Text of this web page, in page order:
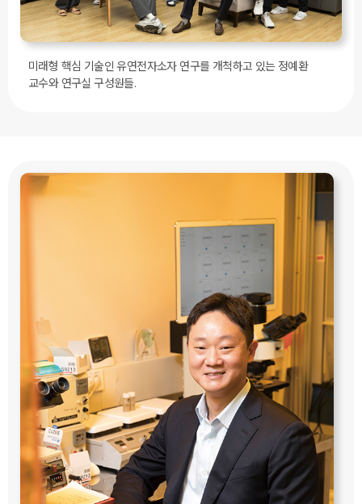
미래형 핵심 기술인 유연전자소자 연구를 개척하고 있는 정예환
교수와 연구실 구성원들.